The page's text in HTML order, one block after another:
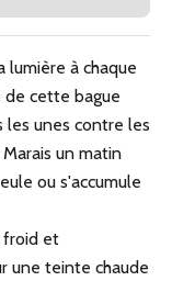
lumière à chaque
de cette bague
les unes contre les
un matin
ou s'accumule
froid et
une teinte chaude